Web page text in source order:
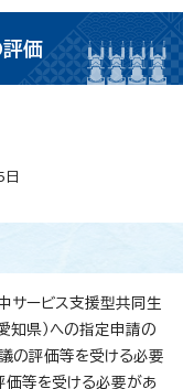
評価
サービス支援型共同生
知県）への指定申請の
の評価等を受ける必要
価等を受ける必要があ